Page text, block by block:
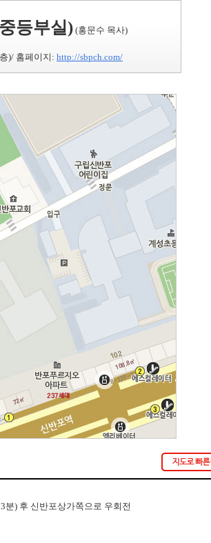
등부실) (홍문수 목사)
)/ 홈페이지: http://sbpch.com/
분) 후 신반포상가쪽으로 우회전